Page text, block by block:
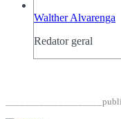
Walther Alvarenga
Redator geral